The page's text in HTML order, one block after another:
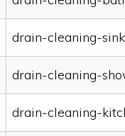
drain-cleaning-sink
drain-cleaning-
drain-cleaning-